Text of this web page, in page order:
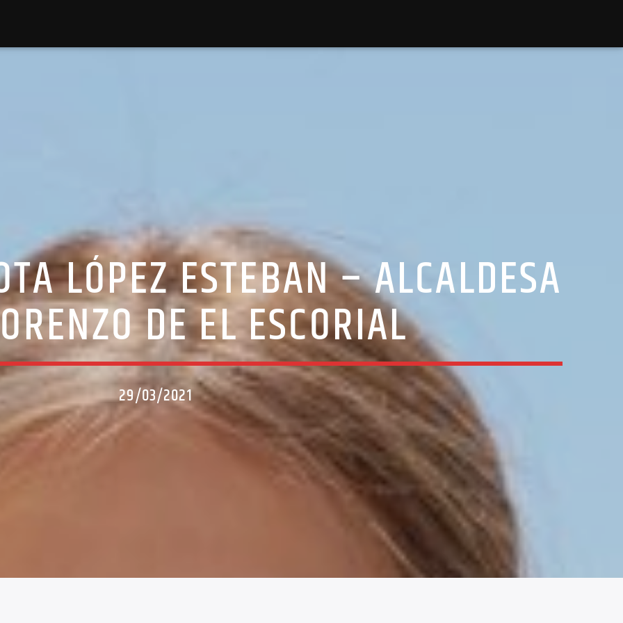
LÓPEZ ESTEBAN – ALCALDESA
DE EL ESCORIAL
29/03/2021